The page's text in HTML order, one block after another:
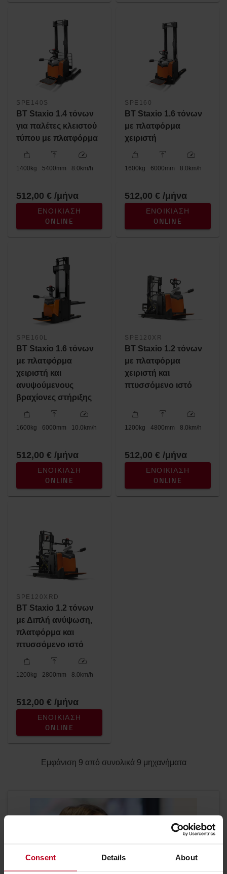
Consent Details About
SPE140S
BT Staxio 1.4 τόνων
για παλέτες κλειστού
τύπου με πλατφόρμα
1400 kg 5400mm 8.0 km/h
512,00 € /μήνα
ΕΝΟΙΚΊΑΣΗ
ONLINE
SPE160
BT Staxio 1.6 τόνων
με πλατφόρμα
χειριστή
1600 kg 6000mm 8.0 km/h
512,00 € /μήνα
ΕΝΟΙΚΊΑΣΗ
ONLINE
SPE160L
BT Staxio 1.6 τόνων
με πλατφόρμα
χειριστή και
ανυψούμενους
βραχίονες στήριξης
1600 kg 6000mm 10.0 km/h
512,00 € /μήνα
ΕΝΟΙΚΊΑΣΗ
ONLINE
SPE120XR
BT Staxio 1.2 τόνων
με πλατφόρμα
χειριστή και
πτυσσόμενο ιστό
1200 kg 4800mm 8.0 km/h
512,00 € /μήνα
ΕΝΟΙΚΊΑΣΗ
ONLINE
SPE120XRD
BT Staxio 1.2 τόνων
με Διπλή ανύψωση,
πλατφόρμα και
πτυσσόμενο ιστό
1200 kg 2800mm 8.0 km/h
512,00 € /μήνα
ΕΝΟΙΚΊΑΣΗ
ONLINE
Εμφάνιση 9 από συνολικά 9 μηχανήματα